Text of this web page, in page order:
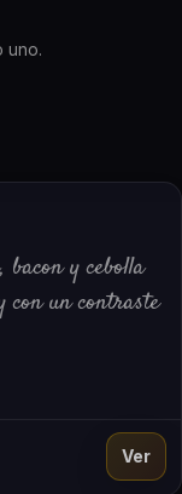
uno.
y cebolla
con un contraste
Ver